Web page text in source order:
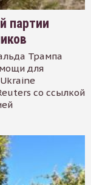
партии
Трампа
для
со ссылкой